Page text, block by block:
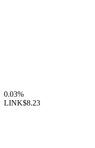
0.03%
LINK$8.23